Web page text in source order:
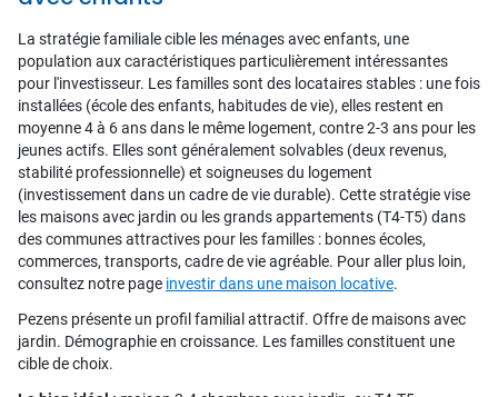
La stratégie familiale cible les ménages avec enfants, une
population aux caractéristiques particulièrement intéressantes
pour l'investisseur. Les familles sont des locataires stables : une fois
installées (école des enfants, habitudes de vie), elles restent en
moyenne 4 à 6 ans dans le même logement, contre 2-3 ans pour les
jeunes actifs. Elles sont généralement solvables (deux revenus,
stabilité professionnelle) et soigneuses du logement
(investissement dans un cadre de vie durable). Cette stratégie vise
les maisons avec jardin ou les grands appartements (T4-T5) dans
des communes attractives pour les familles : bonnes écoles,
commerces, transports, cadre de vie agréable. Pour aller plus loin,
consultez notre page investir dans une maison locative.
Pezens présente un profil familial attractif. Offre de maisons avec
jardin. Démographie en croissance. Les familles constituent une
cible de choix.